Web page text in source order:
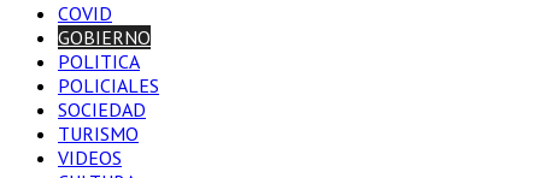
COVID
GOBIERNO
POLITICA
POLICIALES
SOCIEDAD
TURISMO
VIDEOS